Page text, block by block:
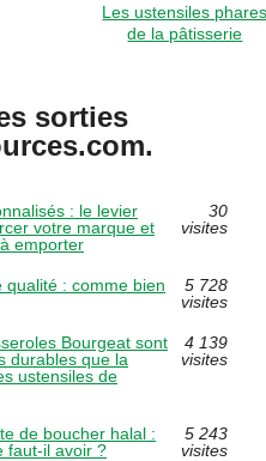
Les ustensiles
de la pâtisserie
sorties
: le levier
votre marque et
emporter
30
visites
qualité : comme bien
5 728
visites
Bourgeat sont
durables que la
ustensiles de
4 139
visites
de boucher halal :
faut-il avoir ?
5 243
visites